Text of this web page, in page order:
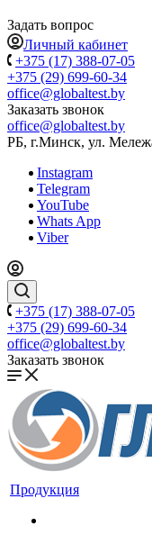
Задать вопрос
Личный кабинет
+375 (17) 388-07-05
+375 (29) 699-60-34
office@globaltest.by
Заказать звонок
office@globaltest.by
РБ, г.Минск, ул.
Instagram
Telegram
YouTube
Whats App
Viber
+375 (17) 388-07-05
+375 (29) 699-60-34
office@globaltest.by
Заказать звонок
Продукция